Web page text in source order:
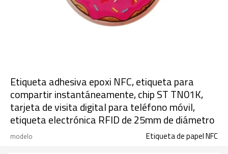
Etiqueta adhesiva epoxi NFC, etiqueta para
compartir instantáneamente, chip ST TN01K,
tarjeta de visita digital para teléfono móvil,
etiqueta electrónica RFID de 25mm de diámetro
modelo Etiqueta de papel NFC